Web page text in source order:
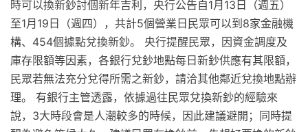
時可以換新鈔討個新年吉利，央行公告自1月13日（週五）
至1月19日（週四），共計5個營業日民眾可以到8家金融機
構、454個據點兌換新鈔。 央行提醒民眾，因資金調度及
庫存限額等因素，各銀行兌鈔地點每日新鈔供應有其限額，
民眾若無法充分兌得所需之新鈔，請洽其他鄰近兌換地點辦
理。 有銀行主管透露，依據過往民眾兌換新鈔的經驗來
說，3大時段會是人潮較多的時候，因此建議避開；同時提